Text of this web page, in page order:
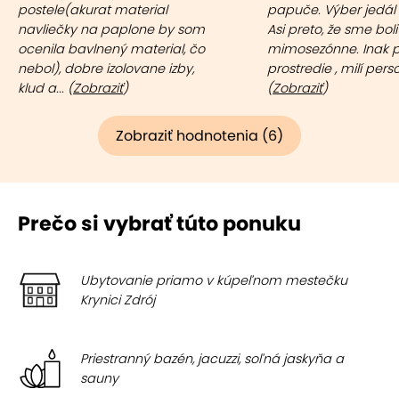
postele(akurat material
navliečky na paplone by som
ocenila bavlnený material, čo
nebol), dobre izolovane izby,
klud a... (Zobraziť)
papuče. Výber jedál
Asi preto, že sme
mimosezónne. Inak
prostredie , milí
(Zobraziť)
Zobraziť hodnotenia (6)
Prečo si vybrať túto ponuku
Ubytovanie priamo v kúpeľnom mestečku
Krynici Zdrój
Priestranný bazén, jacuzzi, soľná jaskyňa a
sauny